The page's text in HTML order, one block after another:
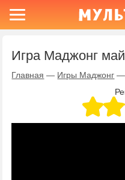
Игра Маджонг
Главная — Игры Маджонг —